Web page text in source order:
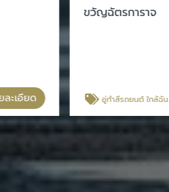
ละเอียด
ขวัญฉัตรการาจ
อู่ทําสีรถยนต์ ใกล้ฉัน สมุทรปราการ